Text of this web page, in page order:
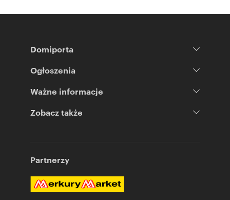
Domiporta
Ogłoszenia
Ważne informacje
Zobacz także
Partnerzy